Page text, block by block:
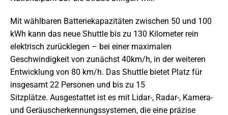
Mit wählbaren Batteriekapazitäten zwischen 50 und 100
kWh kann das neue Shuttle bis zu 130 Kilometer rein
elektrisch zurücklegen – bei einer maximalen
Geschwindigkeit von zunächst 40km/h, in der weiteren
Entwicklung von 80 km/h. Das Shuttle bietet Platz für
insgesamt 22 Personen und bis zu 15
Sitzplätze. Ausgestattet ist es mit Lidar-, Radar-, Kamera-
und Geräuscherkennungssystemen, die eine präzise